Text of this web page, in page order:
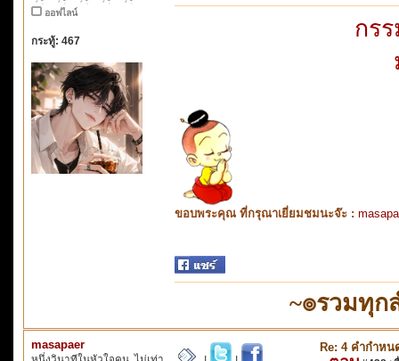
ออฟไลน์
กระทู้: 467
กร
ขอบพระคุณ ที่กรุณาเยี่ยมชมนะจ๊ะ :
~๏รวมทุ
masapaer
หนึ่งวินาทีในหัวใจคน..ไม่เท่า
Re: 4 คำกำห